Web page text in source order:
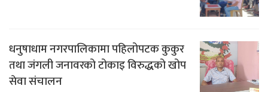
धनुषाधाम नगरपालिकामा पहिलोपटक कुकुर
तथा जंगली जनावरको टोकाइ विरुद्धको खोप
सेवा संचालन